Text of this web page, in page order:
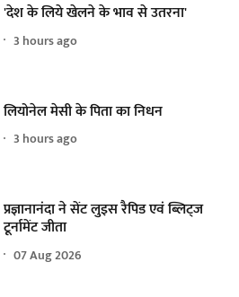
'देश के लिये खेलने के भाव से उतरना'
3 hours ago
लियोनेल मेसी के पिता का निधन
3 hours ago
प्रज्ञानानंदा ने सेंट लुइस रैपिड एवं ब्लिट्ज
टूर्नामेंट जीता
07 Aug 2026